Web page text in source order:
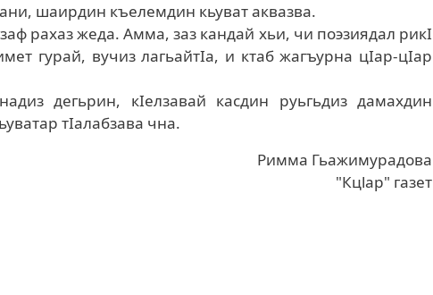
шаирдин къелемдин кьуват аквазва.
рахаз жеда. Амма, заз кандай хьи, чи поэзиядал рикI
гурай, вучиз лагьайтIа, и ктаб жагъурна цIар-цIар
дегьрин, кIелзавай касдин руьгьдиз дамахдин
тIалабзава чна.
Римма Гьажимурадова
"Кцlар" газет